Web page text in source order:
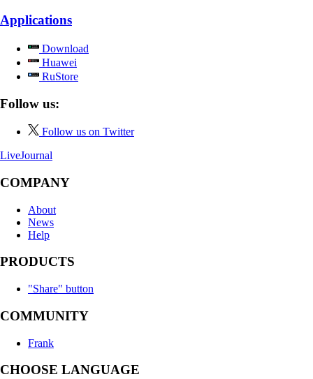
Applications
Download
Huawei
RuStore
Follow us:
Follow us on Twitter
LiveJournal
COMPANY
About
News
Help
PRODUCTS
"Share" button
COMMUNITY
Frank
CHOOSE LANGUAGE